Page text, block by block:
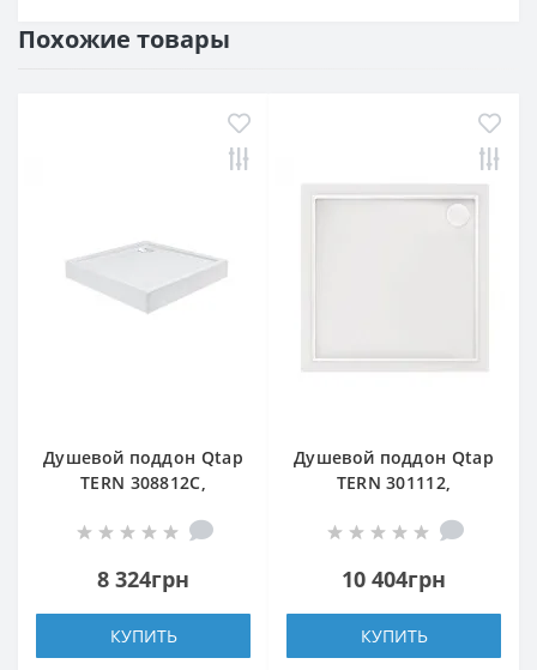
Похожие товары
Душевой поддон Qtap
TERN 308812C,
акриловый + ножки,
+ сифон с
гидрозатвором хром
8 324грн
КУПИТЬ
Душевой поддон Qtap
TERN 301112,
100x100x12,
диаметр слива 90 мм
10 404грн
КУПИТЬ